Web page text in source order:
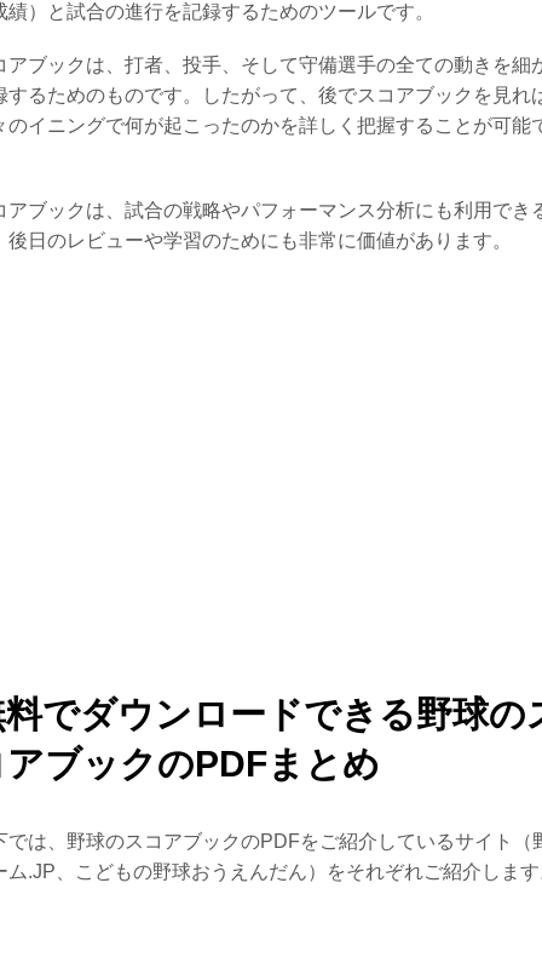
績）と試合の進行を記録するためのツールです。
アブックは、打者、投手、そして守備選手の全ての動きを細
するためのものです。したがって、後でスコアブックを見れ
のイニングで何が起こったのかを詳しく把握することが可能
アブックは、試合の戦略やパフォーマンス分析にも利用でき
後日のレビューや学習のためにも非常に価値があります。
でダウンロードできる野球の
ブックのPDFまとめ
では、野球のスコアブックのPDFをご紹介しているサイト（
ム.JP、こどもの野球おうえんだん）をそれぞれご紹介しま